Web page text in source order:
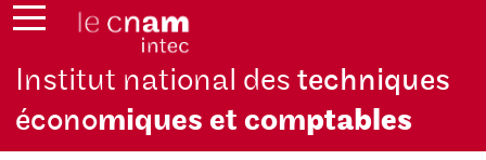
Institut national destechniques
économiques et comptables